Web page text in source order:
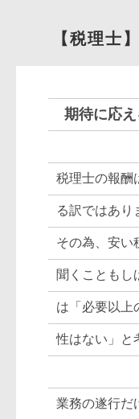
【税理士
期待に応
税理士の報酬
る訳ではあり
その為、安い
聞くこともし
は「必要以上
性はない」と
業務の遂行だ